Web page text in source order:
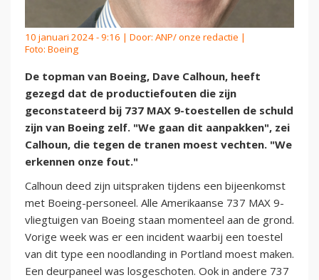
10 januari 2024 - 9:16 | Door: ANP/ onze redactie |
Foto: Boeing
De topman van Boeing, Dave Calhoun, heeft
gezegd dat de productiefouten die zijn
geconstateerd bij 737 MAX 9-toestellen de schuld
zijn van Boeing zelf. "We gaan dit aanpakken", zei
Calhoun, die tegen de tranen moest vechten. "We
erkennen onze fout."
Calhoun deed zijn uitspraken tijdens een bijeenkomst
met Boeing-personeel. Alle Amerikaanse 737 MAX 9-
vliegtuigen van Boeing staan momenteel aan de grond.
Vorige week was er een incident waarbij een toestel
van dit type een noodlanding in Portland moest maken.
Een deurpaneel was losgeschoten. Ook in andere 737